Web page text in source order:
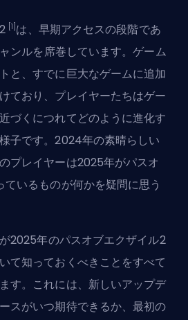
[1] は、早期アクセスの段階であ
ンルを席巻しています。ゲーム
と、すでに巨大なゲームに追加
ており、プレイヤーたちはゲー
づくにつれてどのように進化す
子です。2024年の素晴らしい
プレイヤーは2025年がパスオ
いるものが何かを疑問に思う
2025年のパスオブエクザイル2
て知っておくべきことをすべて
す。これには、新しいアップデ
スがいつ期待できるか、最初の